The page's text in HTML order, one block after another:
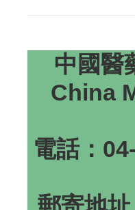
中國醫
China
電話：